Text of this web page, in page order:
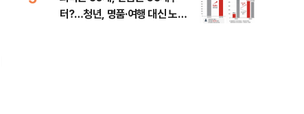
터?…청년, 명품·여행 대신 노후